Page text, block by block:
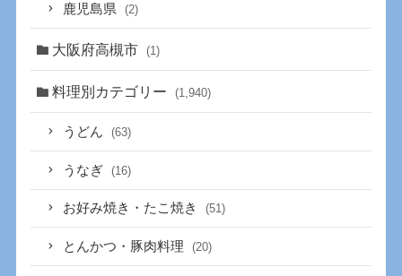
鹿児島県 (2)
大阪府高槻市 (1)
料理別カテゴリー (1,940)
うどん (63)
うなぎ (16)
お好み焼き・たこ焼き (51)
とんかつ・豚肉料理 (20)